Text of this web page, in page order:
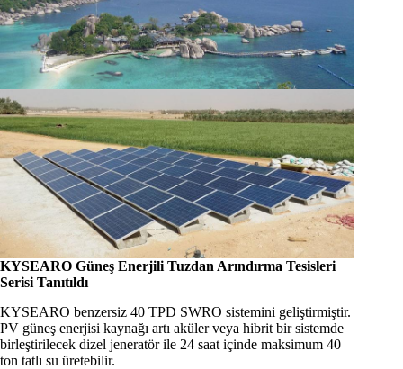
KYSEARO Güneş Enerjili Tuzdan Arındırma Tesisleri
Serisi Tanıtıldı
KYSEARO benzersiz 40 TPD SWRO sistemini geliştirmiştir.
PV güneş enerjisi kaynağı artı aküler veya hibrit bir sistemde
birleştirilecek dizel jeneratör ile 24 saat içinde maksimum 40
ton tatlı su üretebilir.